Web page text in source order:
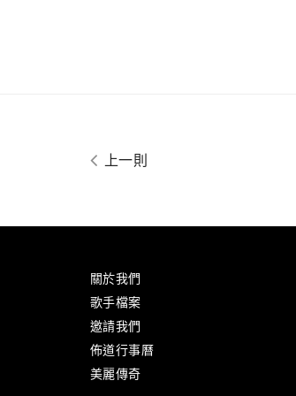
上一則
關於我們
歌手檔案
邀請我們
佈道行事曆
美麗傳奇